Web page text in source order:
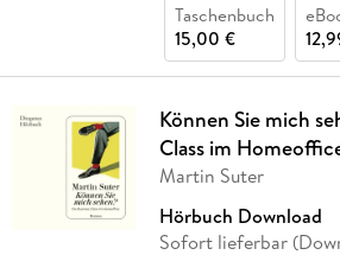
Taschenbuch
15,00 €
Können Sie mich
Class im
Martin Suter
Hörbuch Download
Sofort lieferbar